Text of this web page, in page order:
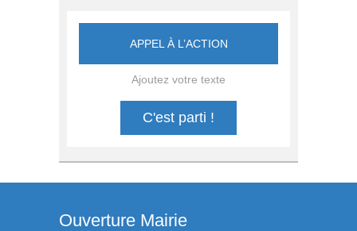
APPEL À L’ACTION
Ajoutez votre texte
C'est parti !
Ouverture Mairie